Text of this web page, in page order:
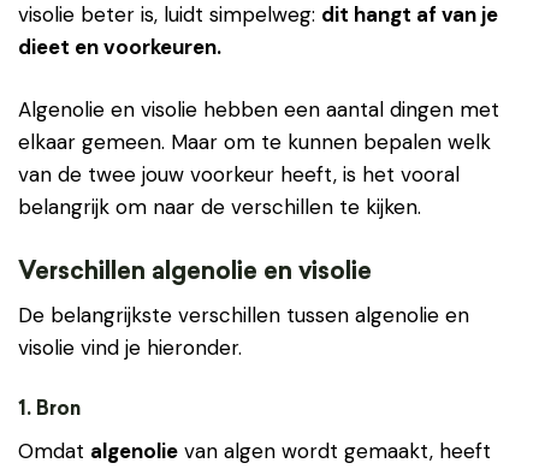
visolie beter is, luidt simpelweg: dit hangt af van je
dieet en voorkeuren.
Algenolie en visolie hebben een aantal dingen met
elkaar gemeen. Maar om te kunnen bepalen welk
van de twee jouw voorkeur heeft, is het vooral
belangrijk om naar de verschillen te kijken.
Verschillen algenolie en visolie
De belangrijkste verschillen tussen algenolie en
visolie vind je hieronder.
1. Bron
Omdat algenolie van algen wordt gemaakt, heeft